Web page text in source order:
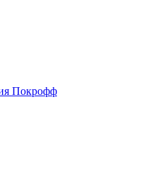
Покрофф